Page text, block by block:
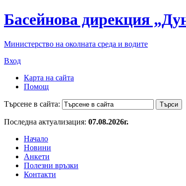
Басейнова дирекция
Министерство на околната среда и водите
Вход
Карта на сайта
Помощ
Търсене в сайта:
Последна актуализация: 07.08.2026г.
Начало
Новини
Анкети
Полезни връзки
Контакти